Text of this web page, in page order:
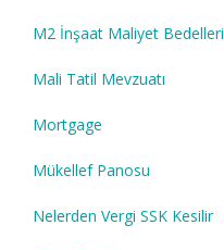
M2 İnşaat Maliyet Bedelleri
Mali Tatil Mevzuatı
Mortgage
Mükellef Panosu
Nelerden Vergi SSK Kesilir